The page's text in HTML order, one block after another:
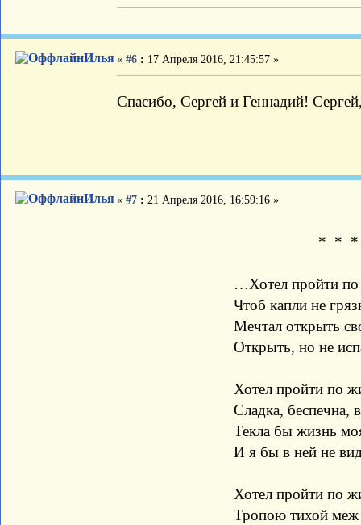
Илья « #6 : 17 Апреля 2016, 21:45:57 »
Спасибо, Сергей и Геннадий!
Илья « #7 : 21 Апреля 2016, 16:59:16 »
* * *
…Хотел пройти по
Чтоб капли не
Мечтал открыть свою
Открыть, но не
Хотел пройти по
Сладка, беспечна,
Текла бы жизнь моя,
И я бы в ней не
Хотел пройти по
Тропою тихой меж